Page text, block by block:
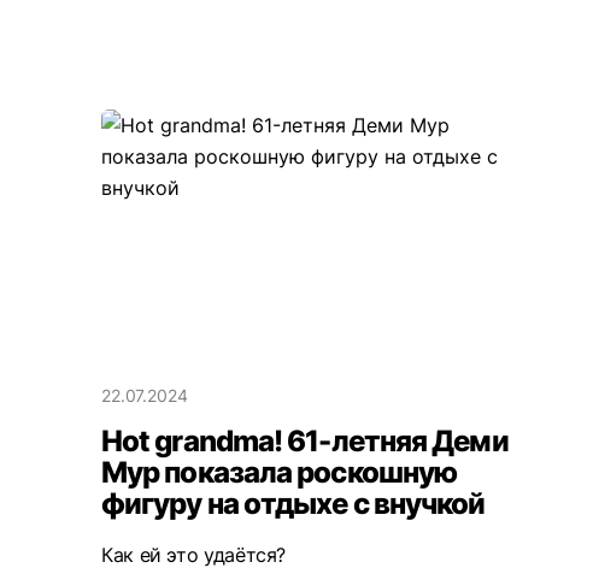
22.07.2024
Hot grandma! 61-летняя Деми
Мур показала роскошную
фигуру на отдыхе с внучкой
Как ей это удаётся?